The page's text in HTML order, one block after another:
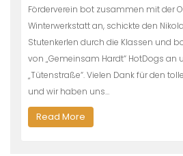
Förderverein bot zusammen mit der
Winterwerkstatt an, schickte den
Stutenkerlen durch die Klassen und
von „Gemeinsam Hardt“ HotDogs an
„Tütenstraße“. Vielen Dank für den
und wir haben uns…
Read More